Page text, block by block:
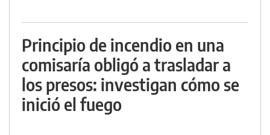
Principio de incendio en una
comisaría obligó a trasladar a
los presos: investigan cómo se
inició el fuego